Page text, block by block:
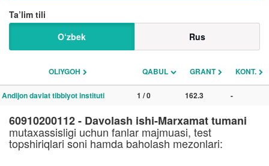
Ta’lim tili
O‘zbek
Rus
OLIYGOH QABUL GRANT KONT.
Andijon davlat tibbiyot instituti 1 / 0 162.3 -
60910200112 - Davolash ishi-Marxamat tumani
mutaxassisligi uchun fanlar majmuasi, test
topshiriqlari soni hamda baholash mezonlari: